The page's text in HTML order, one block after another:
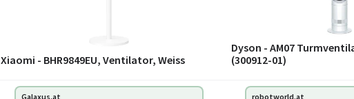
Xiaomi - BHR9849EU, Ventilator, Weiss
Dyson - AM07
(300912-01)
Galaxus.at
robotworld.at